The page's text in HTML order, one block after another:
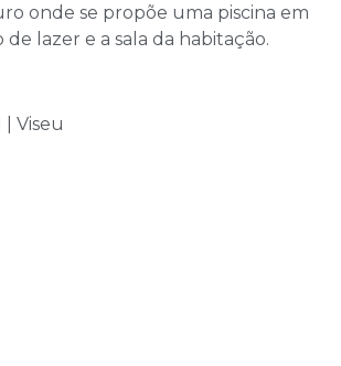
onde se propõe uma piscina em
lazer e a sala da habitação.
Viseu